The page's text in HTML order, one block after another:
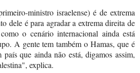
ministro israelense) é de extrema
dele é para agradar a extrema direita de
o cenário internacional ainda está
A gente tem também o Hamas, que é
que ainda não está, digamos assim,
explica.